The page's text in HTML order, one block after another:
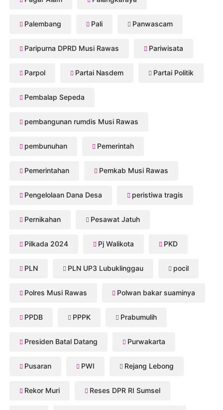
Palembang Pali Panwascam
Paripurna DPRD Musi Rawas Pariwisata
Parpol Partai Nasdem Partai Politik
Pembalap Sepeda
pembangunan rumdis Musi Rawas
pembunuhan Pemerintah
Pemerintahan Pemkab Musi Rawas
Pengelolaan Dana Desa peristiwa tragis
Pernikahan Pesawat Jatuh
Pilkada 2024 Pj Walikota PKD
PLN PLN UP3 Lubuklinggau pocil
Polres Musi Rawas Polwan bakar suaminya
PPDB PPPK Prabumulih
Presiden Batal Datang Purwakarta
Pusaran PWI Rejang Lebong
Rekor Muri Reses DPR RI Sumsel